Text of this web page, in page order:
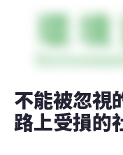
不能被忽視
路上受損的